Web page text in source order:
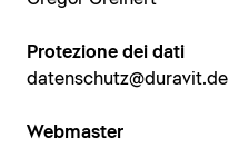
Protezione dei dati
datenschutz@duravit.de
Webmaster